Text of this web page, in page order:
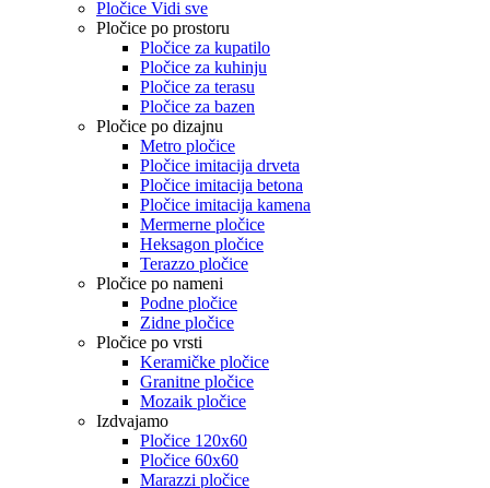
Pločice Vidi sve
Pločice po prostoru
Pločice za kupatilo
Pločice za kuhinju
Pločice za terasu
Pločice za bazen
Pločice po dizajnu
Metro pločice
Pločice imitacija drveta
Pločice imitacija betona
Pločice imitacija kamena
Mermerne pločice
Heksagon pločice
Terazzo pločice
Pločice po nameni
Podne pločice
Zidne pločice
Pločice po vrsti
Keramičke pločice
Granitne pločice
Mozaik pločice
Izdvajamo
Pločice 120x60
Pločice 60x60
Marazzi pločice